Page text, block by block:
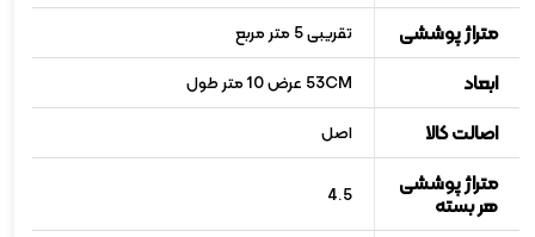
متراژ پوششی تقریبی 5 متر مربع
ابعاد 53CM عرض 10 متر طول
اصالت کالا اصل
متراژ پوششی
هر بسته 4.5